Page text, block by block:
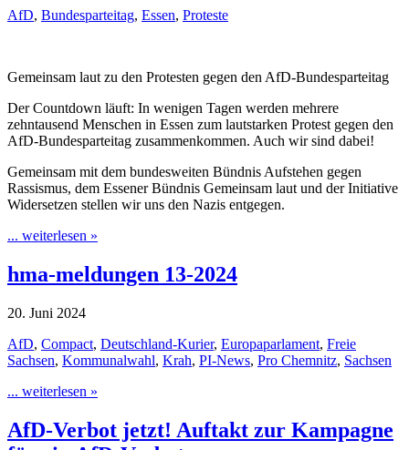
AfD, Bundesparteitag, Essen, Proteste
Gemeinsam laut zu den Protesten gegen den AfD-Bundesparteitag
Der Countdown läuft: In wenigen Tagen werden mehrere
zehntausend Menschen in Essen zum lautstarken Protest gegen den
AfD-Bundesparteitag zusammenkommen. Auch wir sind dabei!
Gemeinsam mit dem bundesweiten Bündnis Aufstehen gegen
Rassismus, dem Essener Bündnis Gemeinsam laut und der Initiative
Widersetzen stellen wir uns den Nazis entgegen.
... weiterlesen »
hma-meldungen 13-2024
20. Juni 2024
AfD, Compact, Deutschland-Kurier, Europaparlament, Freie
Sachsen, Kommunalwahl, Krah, PI-News, Pro Chemnitz, Sachsen
... weiterlesen »
AfD-Verbot jetzt! Auftakt zur Kampagne